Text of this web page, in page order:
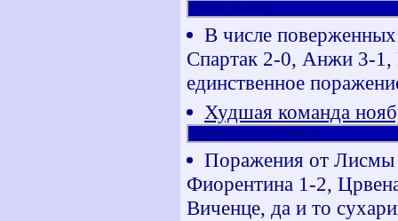
Рома (Flyer, Киев)
В числе
Спартак 2-0, Анжи 3-1,
единственное
Худшая команда
Чарльтон (bagroid, Обнинск)
Поражения от Лисмы
Фиорентина 1-2,
Виченце, да и то